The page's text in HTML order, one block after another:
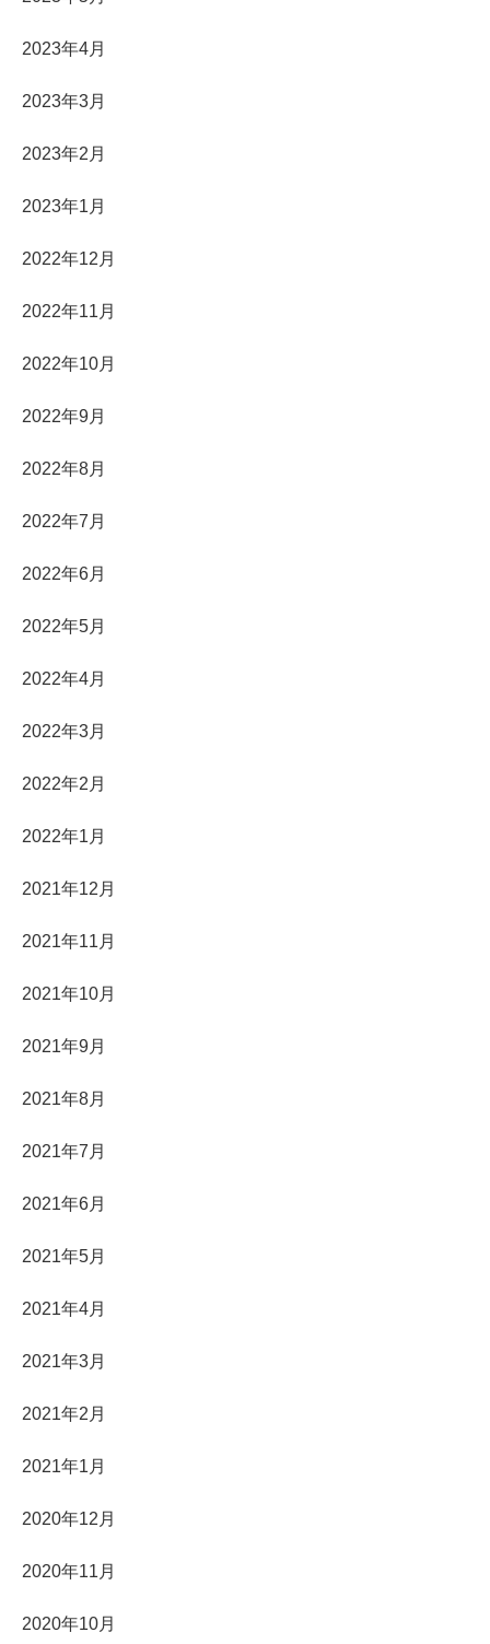
2023年4月
2023年3月
2023年2月
2023年1月
2022年12月
2022年11月
2022年10月
2022年9月
2022年8月
2022年7月
2022年6月
2022年5月
2022年4月
2022年3月
2022年2月
2022年1月
2021年12月
2021年11月
2021年10月
2021年9月
2021年8月
2021年7月
2021年6月
2021年5月
2021年4月
2021年3月
2021年2月
2021年1月
2020年12月
2020年11月
2020年10月